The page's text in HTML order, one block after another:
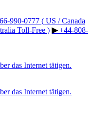
990-0777 ( US / Canada
Toll-Free ) ▶︎+44-808-
das Internet tätigen.
das Internet tätigen.